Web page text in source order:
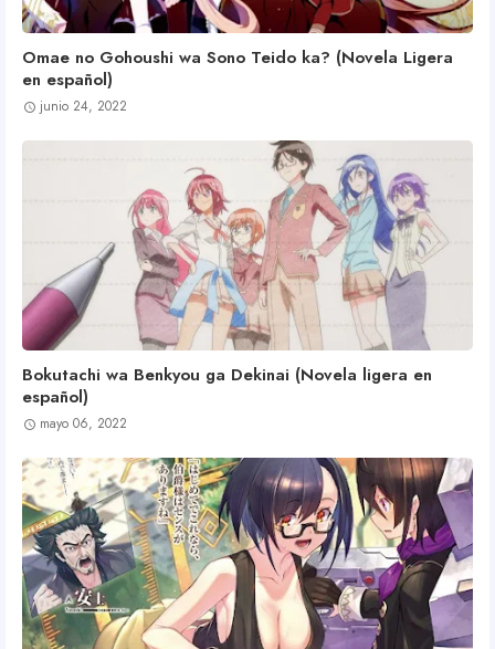
Omae no Gohoushi wa Sono Teido ka? (Novela Ligera
en español)
junio 24, 2022
Bokutachi wa Benkyou ga Dekinai (Novela ligera en
español)
mayo 06, 2022